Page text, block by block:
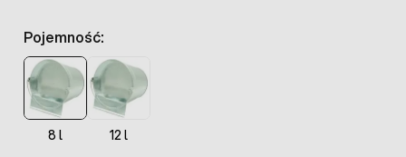
Pojemność:
8 l 12 l